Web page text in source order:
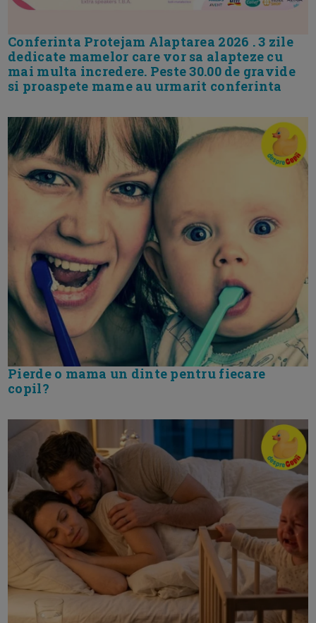
Conferinta Protejam Alaptarea 2026 . 3 zile
dedicate mamelor care vor sa alapteze cu
mai multa incredere. Peste 30.00 de gravide
si proaspete mame au urmarit conferinta
Pierde o mama un dinte pentru fiecare
copil?